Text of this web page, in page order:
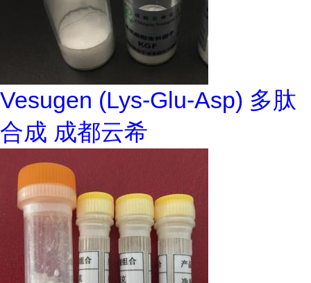
Vesugen (Lys-Glu-Asp) 多肽
合成 成都云希